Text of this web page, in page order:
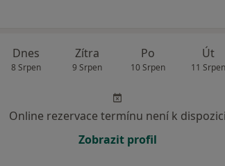
Dnes
8 Srpen
Zítra
9 Srpen
Po
10 Srpen
Út
11 Srpen
Online rezervace termínu není k dispozici
Zobrazit profil